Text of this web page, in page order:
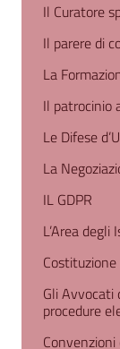
Il Curatore
Il parere di
La
Il patrocinio
Le Difese
La
IL GDPR
L’Area degli
Gli Avvocati
procedure